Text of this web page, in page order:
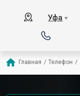
Уфа ▼
Главная / Телефон /